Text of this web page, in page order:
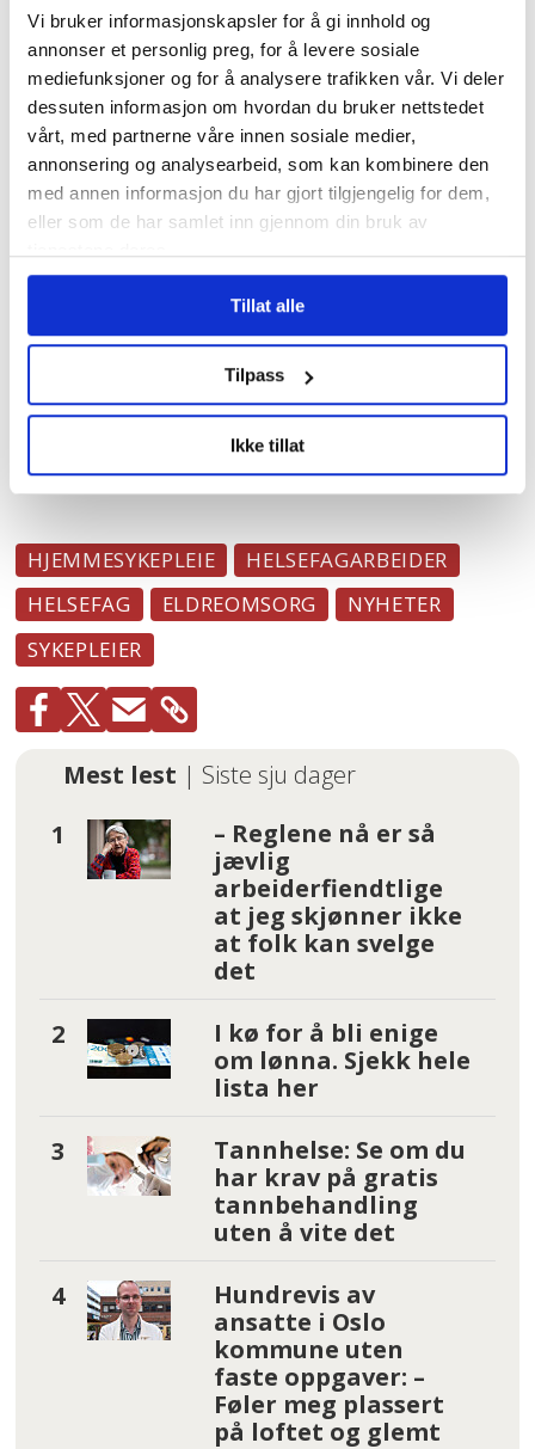
Vi bruker informasjonskapsler for å gi innhold og
annonser et personlig preg, for å levere sosiale
mediefunksjoner og for å analysere trafikken vår. Vi deler
dessuten informasjon om hvordan du bruker nettstedet
vårt, med partnerne våre innen sosiale medier,
annonsering og analysearbeid, som kan kombinere den
med annen informasjon du har gjort tilgjengelig for dem,
eller som de har samlet inn gjennom din bruk av
Tillat alle
Tilpass
Ikke tillat
helsefagarbeider og er ikke i tvil om hvor
skoen trykker:
– Problemet med at pasienter sitter
alene og ikke får i seg mat handler om
god nok bemanning, god beredskap og
yrkesutøvelse, mulighet til å følge opp.
Det handler om å ha tid. Jo mer stressa
de ansatte er, jo større sjanser er det for
at pasientene ikke får forsvarlig
helsehjelp. De ansatte står ofte overfor
umulige prioriteringer, sier Mosheim.
HJEMMESYKEPLEIE
HELSEFAGARBEIDER
HELSEFAG
ELDREOMSORG
NYHETER
SYKEPLEIER
Mest lest | Siste sju dager
– Reglene nå er så
jævlig
arbeiderfiendtlige
at jeg skjønner ikke
at folk kan svelge
det
I kø for å bli enige
om lønna. Sjekk hele
lista her
Tannhelse: Se om du
har krav på gratis
tannbehandling
uten å vite det
Hundrevis av
ansatte i Oslo
kommune uten
faste oppgaver: –
Føler meg plassert
på loftet og glemt